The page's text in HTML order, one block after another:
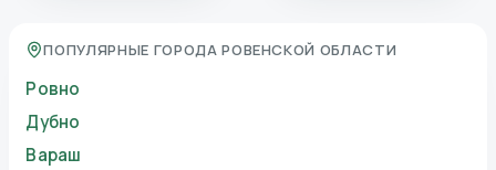
ПОПУЛЯРНЫЕ ГОРОДА РОВЕНСКОЙ ОБЛАСТИ
Ровно
Дубно
Вараш